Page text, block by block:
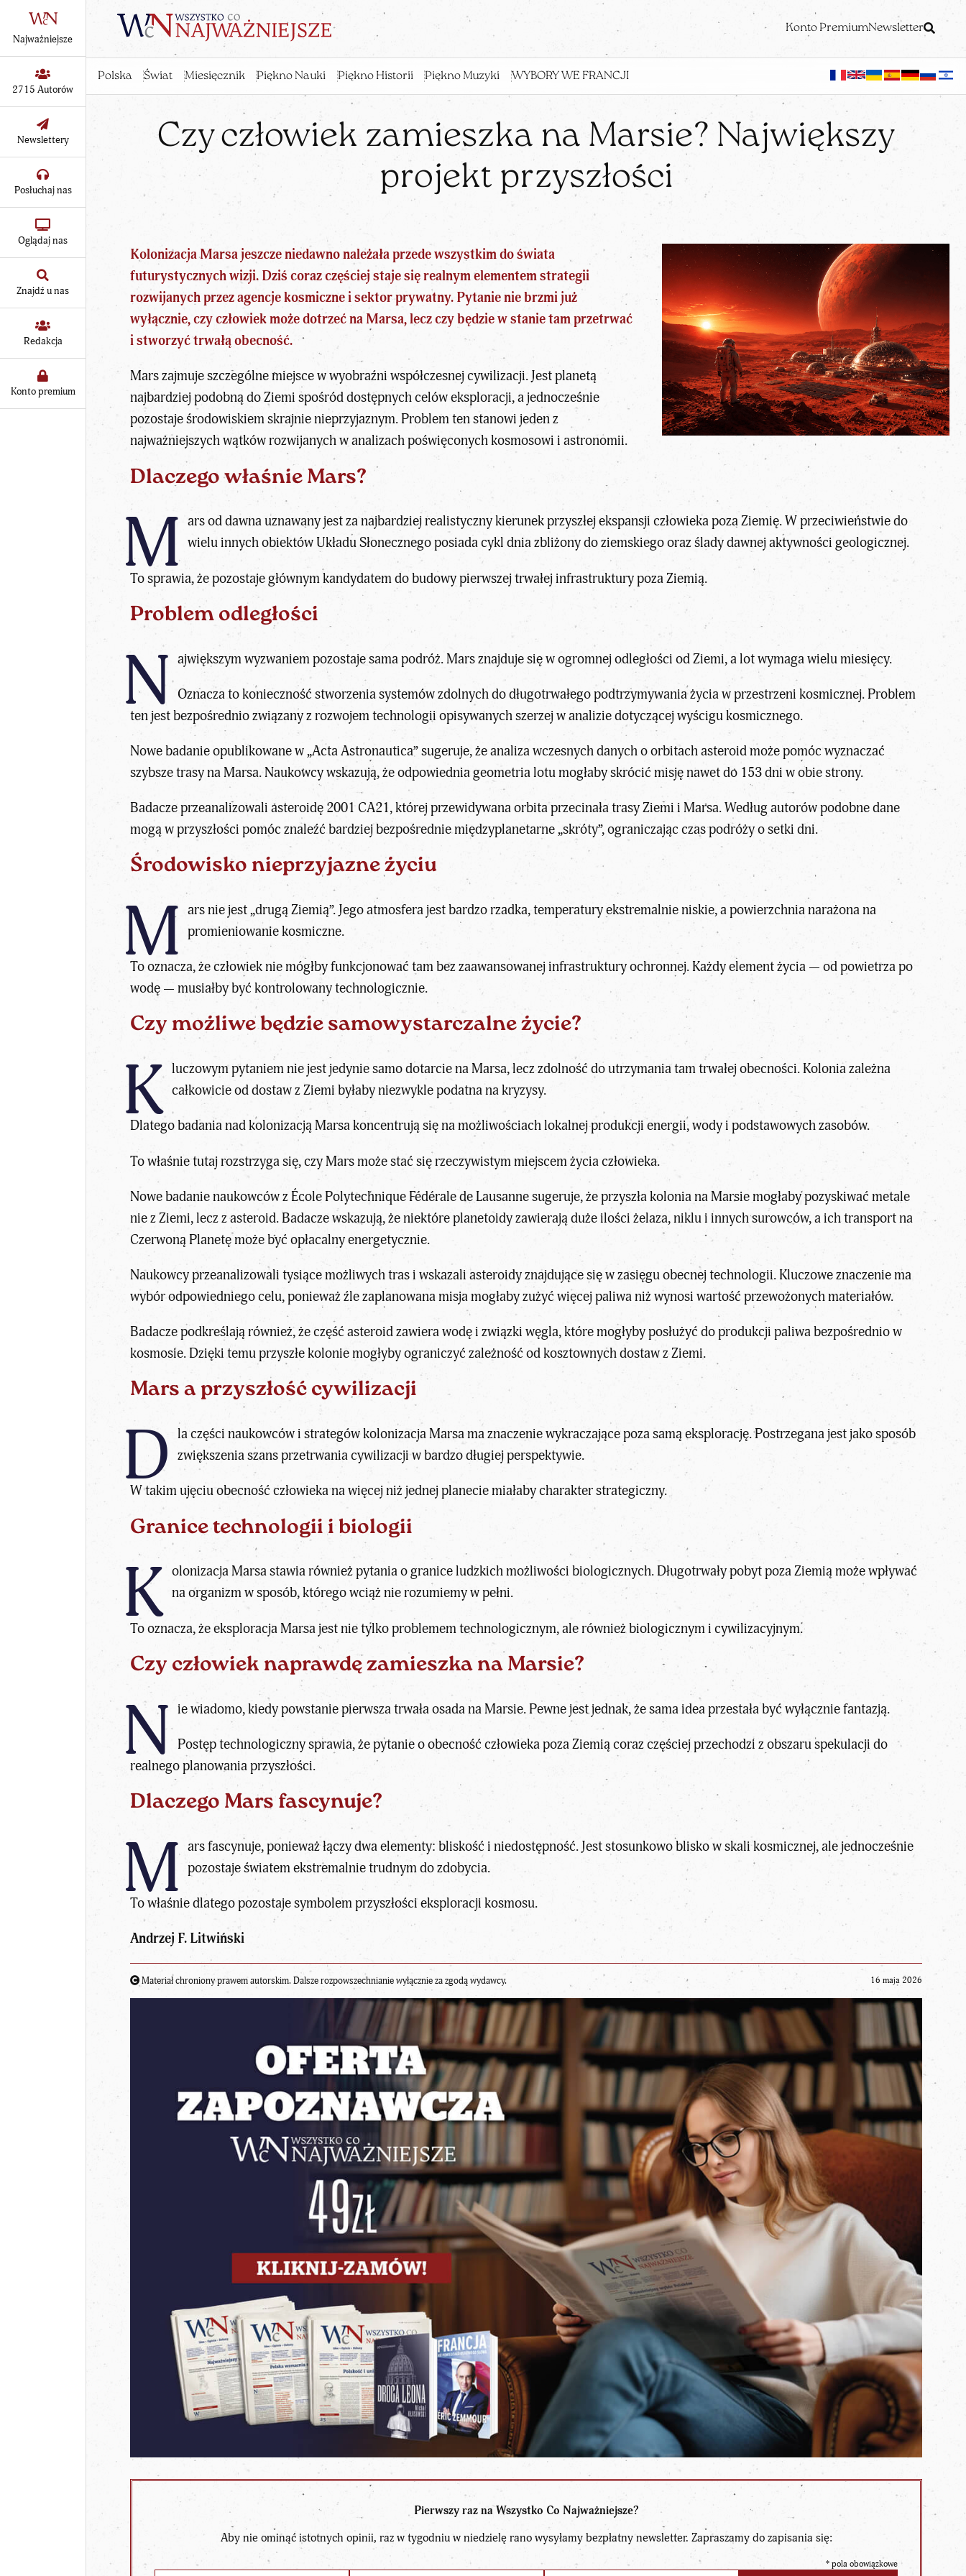
Konto PremiumNewsletter
Polska Świat Miesięcznik Piękno Nauki Piękno Historii Piękno Muzyki WYBORY WE FRANCJI
Najważniejsze
2715 Autorów
Newslettery
Posłuchaj nas
Oglądaj nas
Znajdź u nas
Redakcja
Konto premium
Czy człowiek zamieszka na Marsie? Największy
projekt przyszłości
Kolonizacja Marsa jeszcze niedawno należała przede wszystkim do świata
futurystycznych wizji. Dziś coraz częściej staje się realnym elementem strategii
rozwijanych przez agencje kosmiczne i sektor prywatny. Pytanie nie brzmi już
wyłącznie, czy człowiek może dotrzeć na Marsa, lecz czy będzie w stanie tam przetrwać
i stworzyć trwałą obecność.
Mars zajmuje szczególne miejsce w wyobraźni współczesnej cywilizacji. Jest planetą
najbardziej podobną do Ziemi spośród dostępnych celów eksploracji, a jednocześnie
pozostaje środowiskiem skrajnie nieprzyjaznym. Problem ten stanowi jeden z
najważniejszych wątków rozwijanych w analizach poświęconychkosmosowi i astronomii.
Dlaczego właśnie Mars?
M ars od dawna uznawany jest za najbardziej realistyczny kierunek przyszłej ekspansji człowieka poza Ziemię. W przeciwieństwie do
wielu innych obiektów Układu Słonecznego posiada cykl dnia zbliżony do ziemskiego oraz ślady dawnej aktywności geologicznej.
To sprawia, że pozostaje głównym kandydatem dobudowy pierwszej trwałej infrastruktury poza Ziemią.
Problem odległości
N ajwiększym wyzwaniem pozostaje sama podróż. Mars znajduje się w ogromnej odległości od Ziemi, a lot wymaga wielu miesięcy.
Oznacza to konieczność stworzenia systemów zdolnych do długotrwałego podtrzymywania życia w przestrzeni kosmicznej. Problem
ten jest bezpośrednio związany z rozwojem technologii opisywanych szerzej w analizie dotyczącejwyścigu kosmicznego.
Nowe badanie opublikowane w „Acta Astronautica” sugeruje, żeanaliza wczesnych danych o orbitach asteroid może pomóc wyznaczać
szybsze trasy na Marsa. Naukowcy wskazują, że odpowiednia geometria lotu mogłaby skrócić misję nawet do 153 dni w obie strony.
Badacze przeanalizowali asteroidę 2001 CA21, której przewidywana orbita przecinała trasy Ziemi i Marsa. Według autorów podobne dane
mogą w przyszłości pomóc znaleźć bardziej bezpośrednie międzyplanetarne „skróty”, ograniczając czas podróży o setki dni.
Środowisko nieprzyjazne życiu
M ars nie jest „drugą Ziemią”. Jego atmosfera jest bardzo rzadka, temperatury ekstremalnie niskie, a powierzchnia narażona na
promieniowanie kosmiczne.
To oznacza, że człowiek nie mógłby funkcjonować tam bez zaawansowanej infrastruktury ochronnej. Każdy element życia — od powietrza po
wodę — musiałby być kontrolowany technologicznie.
Czy możliwe będzie samowystarczalne życie?
K luczowym pytaniem nie jest jedynie samo dotarcie na Marsa, lecz zdolność do utrzymania tam trwałej obecności. Kolonia zależna
całkowicie od dostaw z Ziemi byłaby niezwykle podatna na kryzysy.
Dlatego badania nad kolonizacją Marsa koncentrują się na możliwościach lokalnej produkcji energii, wody i podstawowych zasobów.
To właśnie tutaj rozstrzyga się, czy Mars może stać się rzeczywistym miejscem życia człowieka.
Nowe badanie naukowców z École Polytechnique Fédérale de Lausanne sugeruje, żeprzyszła kolonia na Marsie mogłaby pozyskiwać metale
nie z Ziemi, lecz z asteroid. Badacze wskazują, że niektóre planetoidy zawierają duże ilości żelaza, niklu i innych surowców, a ich transport na
Czerwoną Planetę może być opłacalny energetycznie.
Naukowcy przeanalizowali tysiące możliwych tras i wskazali asteroidy znajdujące się w zasięgu obecnej technologii. Kluczowe znaczenie ma
wybór odpowiedniego celu, ponieważ źle zaplanowana misja mogłaby zużyć więcej paliwa niż wynosi wartość przewożonych materiałów.
Badacze podkreślają również, że część asteroid zawiera wodę i związki węgla, które mogłyby posłużyć do produkcji paliwa bezpośrednio w
kosmosie. Dzięki temu przyszłe kolonie mogłyby ograniczyć zależność od kosztownych dostaw z Ziemi.
Mars a przyszłość cywilizacji
D la części naukowców i strategów kolonizacja Marsa ma znaczenie wykraczające poza samą eksplorację. Postrzegana jest jako sposób
zwiększenia szans przetrwania cywilizacji w bardzo długiej perspektywie.
W takim ujęciu obecność człowieka na więcej niż jednej planecie miałaby charakter strategiczny.
Granice technologii i biologii
K olonizacja Marsa stawia również pytania o granice ludzkich możliwości biologicznych. Długotrwały pobyt poza Ziemią może wpływać
na organizm w sposób, którego wciąż nie rozumiemy w pełni.
To oznacza, że eksploracja Marsa jest nie tylko problemem technologicznym, ale również biologicznym i cywilizacyjnym.
Czy człowiek naprawdę zamieszka na Marsie?
N ie wiadomo, kiedy powstanie pierwsza trwała osada na Marsie. Pewne jest jednak, że sama idea przestała być wyłącznie fantazją.
Postęp technologiczny sprawia, że pytanie o obecność człowieka poza Ziemią coraz częściej przechodzi z obszaru spekulacji do
realnego planowania przyszłości.
Dlaczego Mars fascynuje?
M ars fascynuje, ponieważ łączy dwa elementy: bliskość i niedostępność. Jest stosunkowo blisko w skali kosmicznej, ale jednocześnie
pozostaje światem ekstremalnie trudnym do zdobycia.
To właśnie dlatego pozostaje symbolem przyszłości eksploracji kosmosu.
Andrzej F. Litwiński
Materiał chroniony prawem autorskim. Dalsze rozpowszechnianie wyłącznie za zgodą wydawcy. 16 maja 2026
Pierwszy raz na Wszystko Co Najważniejsze?
Aby nie ominąć istotnych opinii, raz w tygodniu w niedzielę rano wysyłamy bezpłatny newsletter. Zapraszamy do zapisania się:
*pola obowiązkowe